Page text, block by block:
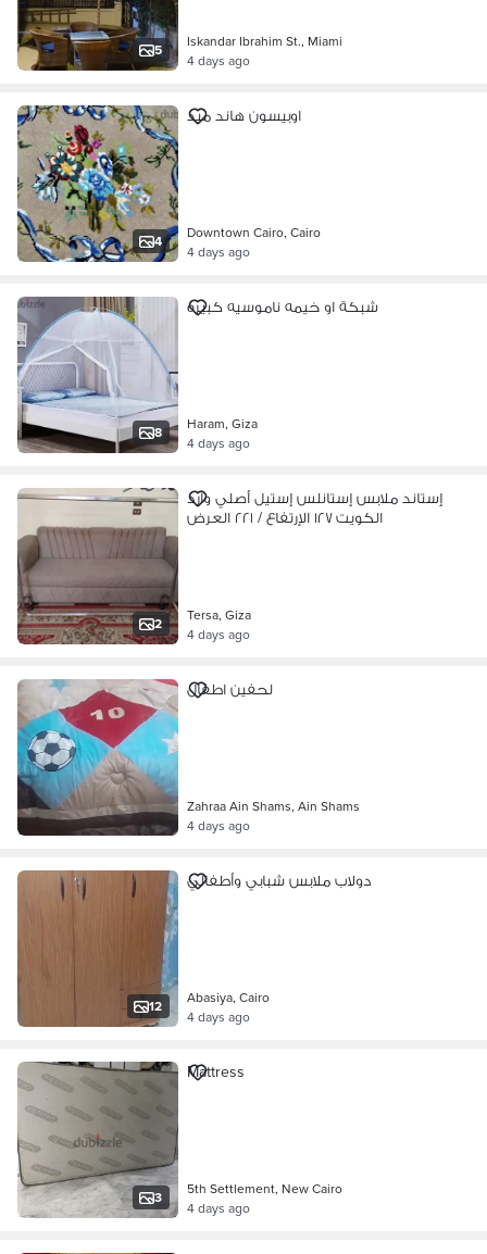
5
Iskandar Ibrahim St., Miami
4 days ago
4
اوبيسون هاند ميد
Downtown Cairo, Cairo
4 days ago
8
شبكة او خيمه ناموسيه كبيره
Haram, Giza
4 days ago
2
إستاند ملابس إستانلس إستيل أصلي وارد
الكويت ١٢٧ الإرتفاع / ٢٢١ العرض
Tersa, Giza
4 days ago
لحفين اطفال
Zahraa Ain Shams, Ain Shams
4 days ago
12
دولاب ملابس شبابي وأطفالي
Abasiya, Cairo
4 days ago
3
Mattress
5th Settlement, New Cairo
4 days ago